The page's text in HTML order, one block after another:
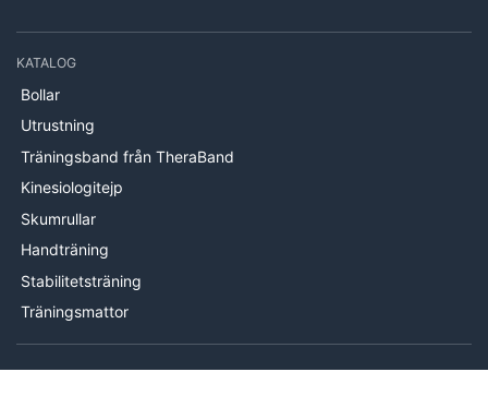
KATALOG
Bollar
Utrustning
Träningsband från TheraBand
Kinesiologitejp
Skumrullar
Handträning
Stabilitetsträning
Träningsmattor
INFORMATION